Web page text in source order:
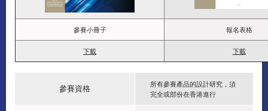
參賽小冊子 報名表格
下載 下載
參賽資格
所有參賽產品的設計研究，須
完全或部份在香港進行